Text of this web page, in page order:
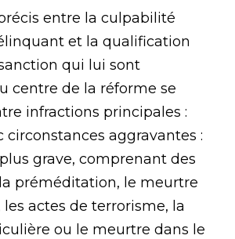
entre la culpabilité
et la qualification
qui lui sont
centre de la réforme se
infractions principales :
circonstances aggravantes :
grave, comprenant des
préméditation, le meurtre
actes de terrorisme, la
ou le meurtre dans le